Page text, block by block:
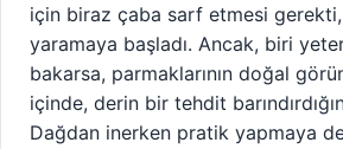
için biraz çaba sarf etmesi
yaramaya başladı. Ancak, biri
bakarsa, parmaklarının doğal
içinde, derin bir tehdit
Dağdan inerken pratik yapmaya